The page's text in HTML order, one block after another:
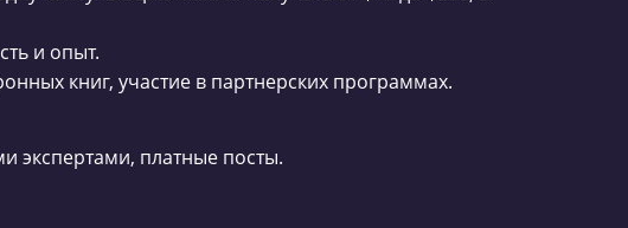
и опыт.
книг, участие в партнерских программах.
экспертами, платные посты.